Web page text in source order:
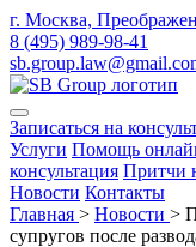
г. Москва,
8 (495) 989-98-41
Записаться на
Услуги Помощь
консультация Притчи
Новости Контакты
Главная > Новости >
супругов после